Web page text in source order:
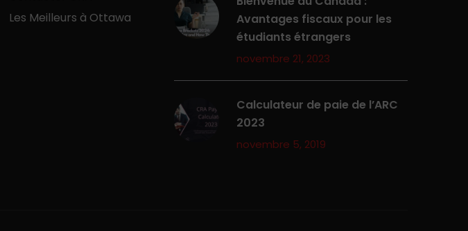
Les Meilleurs à Ottawa
Avantages fiscaux pour les
étudiants étrangers
novembre 21, 2023
Calculateur de paie de l’ARC
2023
novembre 5, 2019